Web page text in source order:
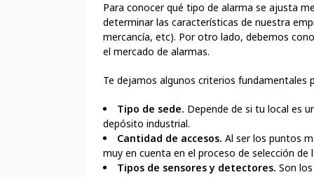
Para conocer qué tipo de alarma se ajusta
determinar las características de nuestra
mercancía, etc). Por otro lado, debemos
el mercado de alarmas.
Te dejamos algunos criterios fundamentales
Tipo de sede. Depende de si tu local es
depósito industrial.
Cantidad de accesos. Al ser los puntos
muy en cuenta en el proceso de selección de
Tipos de sensores y detectores. Son